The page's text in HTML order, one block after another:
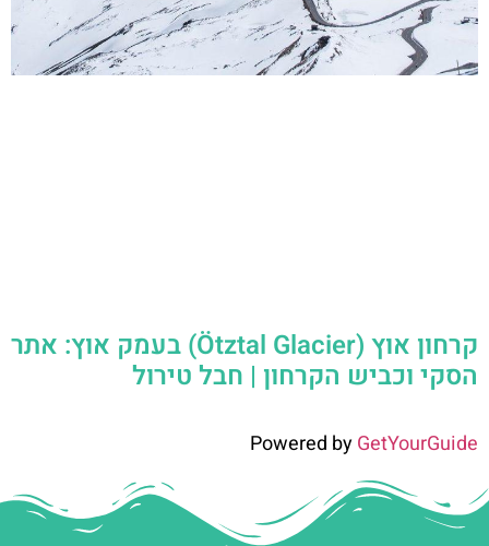
קרחון אוץ (Ötztal Glacier) בעמק אוץ: אתר
הסקי וכביש הקרחון | חבל טירול
Powered byGetYourGuide